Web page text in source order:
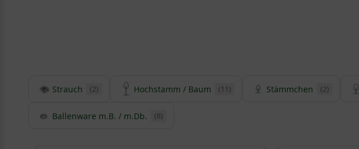
Strauch (2) Hochstamm / Baum (11) Stämmchen (2)
Ballenware m.B. / m.Db. (8)